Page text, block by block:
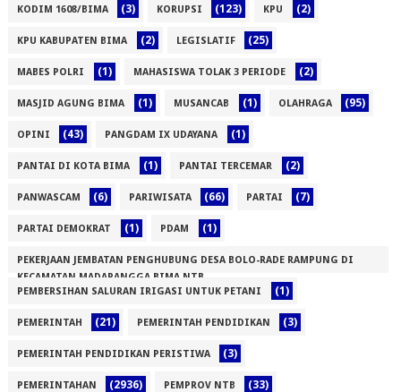
KODIM 1608/BIMA (3) KORUPSI (123) KPU (2)
KPU KABUPATEN BIMA (2) LEGISLATIF (25)
MABES POLRI (1) MAHASISWA TOLAK 3 PERIODE (2)
MASJID AGUNG BIMA (1) MUSANCAB (1) OLAHRAGA (95)
OPINI (43) PANGDAM IX UDAYANA (1)
PANTAI DI KOTA BIMA (1) PANTAI TERCEMAR (2)
PANWASCAM (6) PARIWISATA (66) PARTAI (7)
PARTAI DEMOKRAT (1) PDAM (1)
PEKERJAAN JEMBATAN PENGHUBUNG DESA BOLO-RADE RAMPUNG DI
KECAMATAN MADAPANGGA BIMA NTB
(1)PEMBERSIHAN SALURAN IRIGASI UNTUK PETANI (1)
PEMERINTAH (21) PEMERINTAH PENDIDIKAN (3)
PEMERINTAH PENDIDIKAN PERISTIWA (3)
PEMERINTAHAN (2936) PEMPROV NTB (33)